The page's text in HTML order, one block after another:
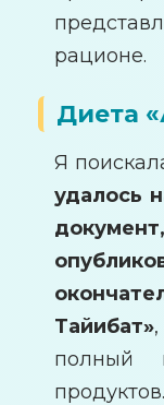
рационе.
Диета
Я
удалось
Тайибат»
полный